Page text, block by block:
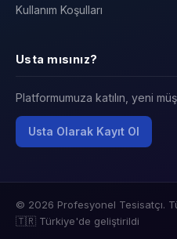
Kullanım Koşulları
Usta mısınız?
Platformumuza katılın, yeni
Usta Olarak Kayıt Ol
© 2026 Profesyonel Tesisatçı.
🇹🇷 Türkiye'de geliştirildi